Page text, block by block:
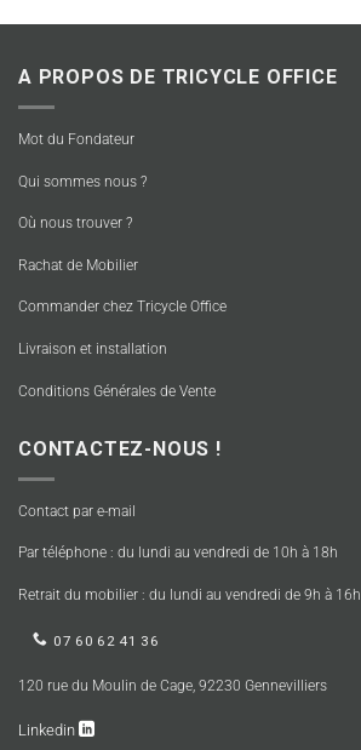
A PROPOS DE TRICYCLE OFFICE
Mot du Fondateur
Qui sommes nous ?
Où nous trouver ?
Rachat de Mobilier
Commander chez Tricycle Office
Livraison et installation
Conditions Générales de Vente
CONTACTEZ-NOUS !
Contact par e-mail
Par téléphone : du lundi au vendredi de 10h à 18h
Retrait du mobilier : du lundi au vendredi de 9h à 16h
07 60 62 41 36
120 rue du Moulin de Cage, 92230 Gennevilliers
Linkedin